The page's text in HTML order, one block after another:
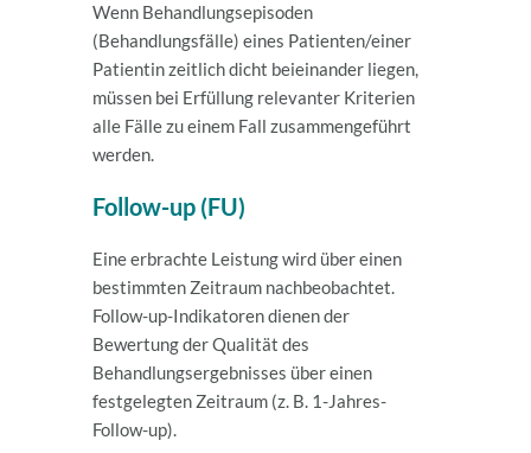
Wenn Behandlungsepisoden
(Behandlungsfälle) eines Patienten/einer
Patientin zeitlich dicht beieinander liegen,
müssen bei Erfüllung relevanter Kriterien
alle Fälle zu einem Fall zusammengeführt
werden.
Follow-up (FU)
Eine erbrachte Leistung wird über einen
bestimmten Zeitraum nachbeobachtet.
Follow-up-Indikatoren dienen der
Bewertung der Qualität des
Behandlungsergebnisses über einen
festgelegten Zeitraum (z. B. 1-Jahres-
Follow-up).